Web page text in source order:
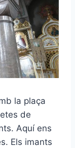
la plaça
de
Aquí ens
Els imants